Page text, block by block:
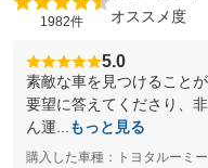
1982件 オススメ度
5.0
素敵な車を見つけること
要望に答えてくださり、
ん運...
もっと見る
購入した車種：トヨタルーミー